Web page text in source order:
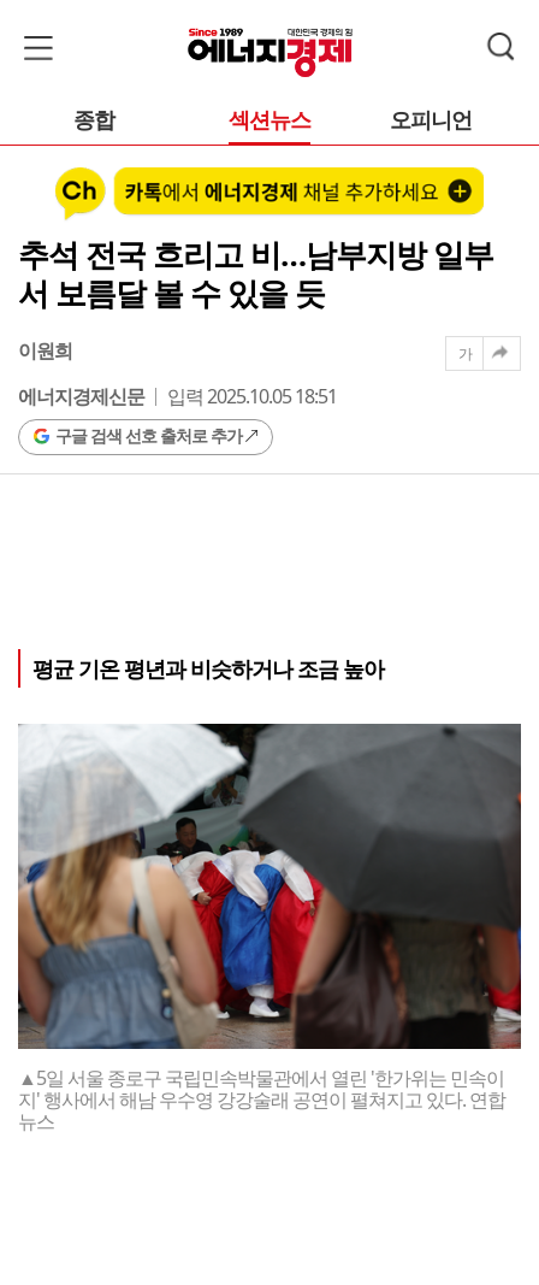
종합 섹션뉴스 오피니언
추석 전국 흐리고 비…남부지방 일부
서 보름달 볼 수 있을 듯
이원희
에너지경제신문
입력 2025.10.05 18:51
구글 검색 선호 출처로 추가
가
평균 기온 평년과 비슷하거나 조금 높아
▲5일 서울 종로구 국립민속박물관에서 열린 '한가위는 민속이
지' 행사에서 해남 우수영 강강술래 공연이 펼쳐지고 있다. 연합
뉴스